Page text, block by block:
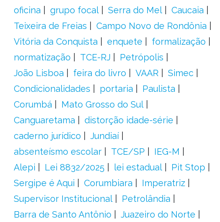
oficina
grupo focal Serra do Mel
Caucaia
Teixeira de Freias
Campo Novo de Rondônia
Vitória da Conquista
enquete
formalização
normatização
TCE-RJ
Petrópolis
João Lisboa
feira do livro VAAR
Simec
Condicionalidades
portaria
Paulista
Corumbá
Mato Grosso do Sul
Canguaretama
distorção idade-série
caderno jurídico
Jundiaí
absenteísmo escolar
TCE/SP
IEG-M
Alepi
Lei 8832/2025 lei estadual
Pit Stop
Sergipe é Aqui
Corumbiara
Imperatriz
Supervisor Institucional
Petrolândia
Barra de Santo Antônio
Juazeiro do Norte